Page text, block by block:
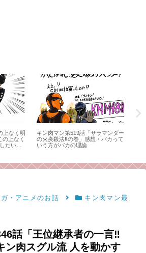
上なく明
上なく
たい、
キン肉マン第519話「サラマンダー
の火炎殺法‼の巻」感想・バカって
いう方がバカの理論
・アニメのお話
キン肉マン最
話「王位継承者の一言‼︎
ン肉スグル流 人を動かす